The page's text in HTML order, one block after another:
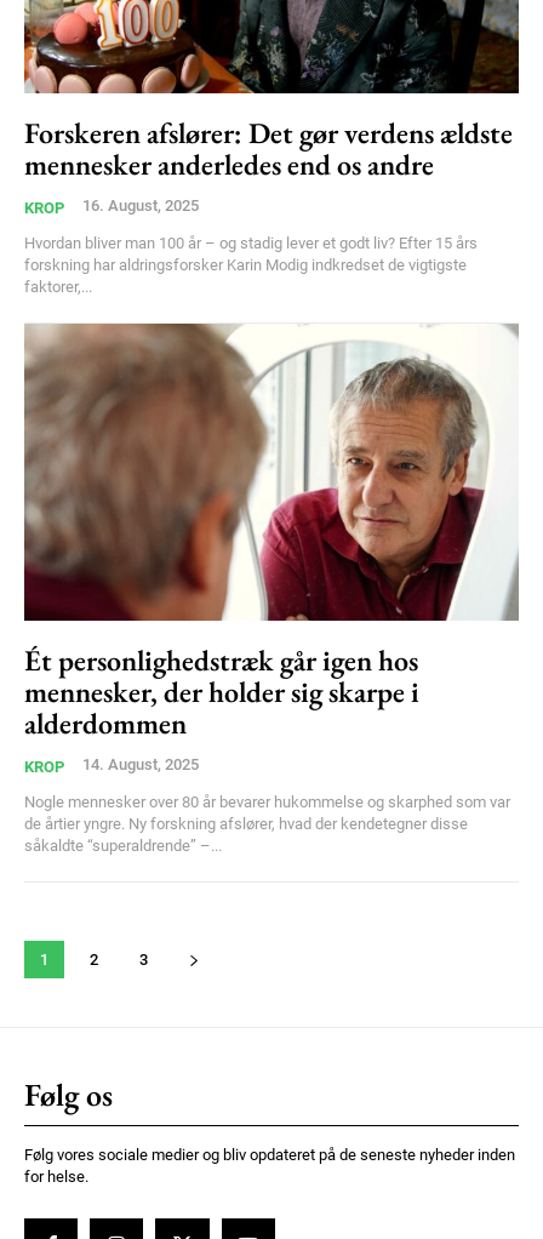
Orci varius natoque dolor
Forskeren afslører: Det gør verdens ældste
mennesker anderledes end os andre
KROP 16. August, 2025
Hvordan bliver man 100 år – og stadig lever et godt liv? Efter 15 års
forskning har aldringsforsker Karin Modig indkredset de vigtigste
faktorer,...
Ét personlighedstræk går igen hos
mennesker, der holder sig skarpe i
alderdommen
KROP 14. August, 2025
Nogle mennesker over 80 år bevarer hukommelse og skarphed som var
de årtier yngre. Ny forskning afslører, hvad der kendetegner disse
såkaldte “superaldrende” –...
1 2 3
Følg os
Følg vores sociale medier og bliv opdateret på de seneste nyheder inden
for helse.